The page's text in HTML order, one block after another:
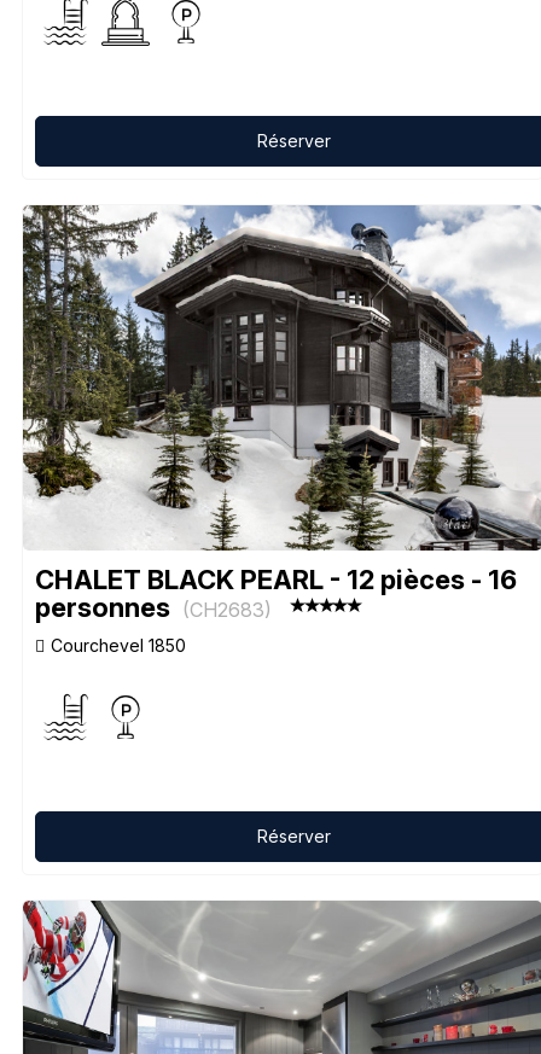
Réserver
CHALET BLACK PEARL - 12 pièces - 16
personnes (CH2683)
Courchevel 1850
Réserver